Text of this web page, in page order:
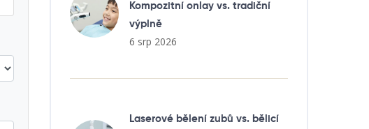
Kompozitní onlay vs. tradiční
výplně
6 srp 2026
Laserové bělení zubů vs. bělicí